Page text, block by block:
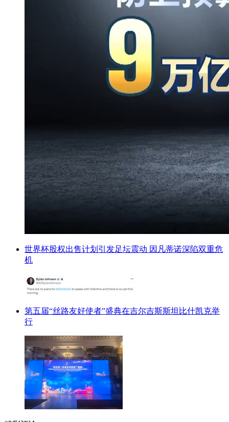
世界杯股权出售计划引发足坛震动 因凡蒂诺深陷双重危
机
第五届“丝路友好使者”盛典在吉尔吉斯斯坦比什凯克举
行